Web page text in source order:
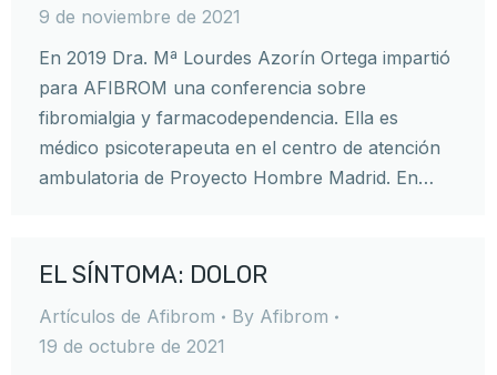
9 de noviembre de 2021
En 2019 Dra. Mª Lourdes Azorín Ortega impartió
para AFIBROM una conferencia sobre
fibromialgia y farmacodependencia. Ella es
médico psicoterapeuta en el centro de atención
ambulatoria de Proyecto Hombre Madrid. En…
EL SÍNTOMA: DOLOR
Artículos de Afibrom By Afibrom
19 de octubre de 2021